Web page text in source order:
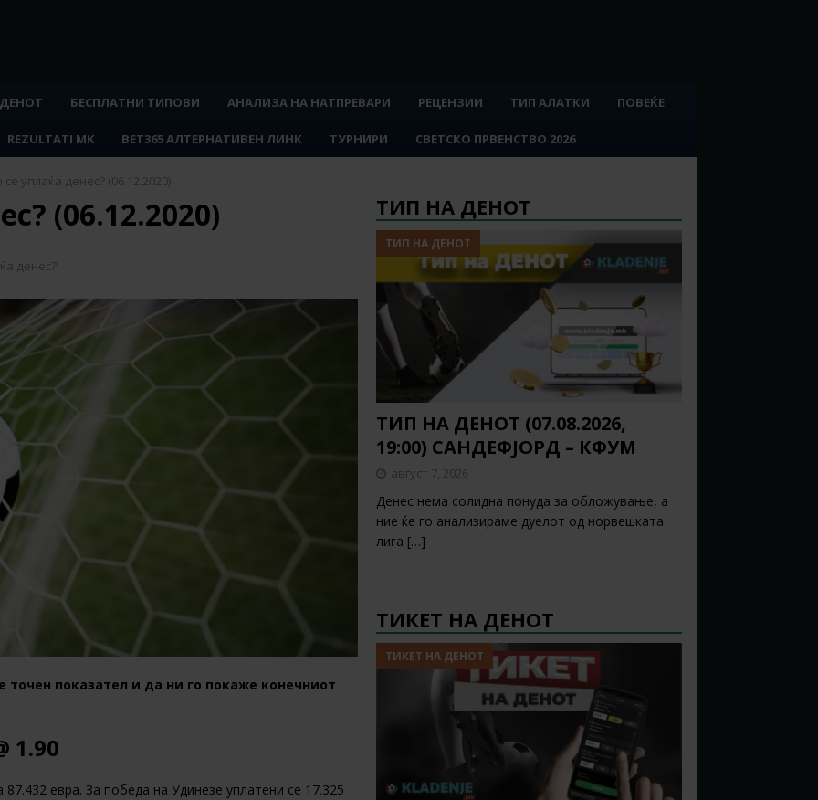
БЕСПЛАТНИ ТИПОВИ АНАЛИЗА НА НАТПРЕВАРИ РЕЦЕНЗИИ ТИП АЛАТКИ ПОВЕЌЕ
REZULTATI MK BET365 АЛТЕРНАТИВЕН ЛИНК ТУРНИРИ СВЕТСКО ПРВЕНСТВО 2026
уплаќа денес? (06.12.2020)
(06.12.2020)
денес?
показател и да ни го покаже конечниот
1.90
евра. За победа на Удинезе уплатени се 17.325
ТИП НА ДЕНОТ
ТИП НА ДЕНОТ
ТИП НА ДЕНОТ (07.08.2026,
19:00) САНДЕФЈОРД – КФУМ
август 7, 2026
Денес нема солидна понуда за обложување, а
ние ќе го анализираме дуелот од норвешката
лига […]
ТИКЕТ НА ДЕНОТ
ТИКЕТ НА ДЕНОТ